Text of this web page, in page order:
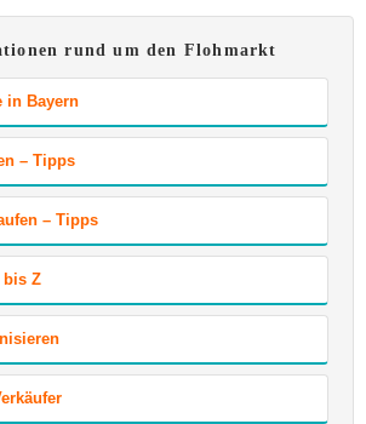
rund um den Flohmarkt
in Bayern
– Tipps
– Tipps
bis Z